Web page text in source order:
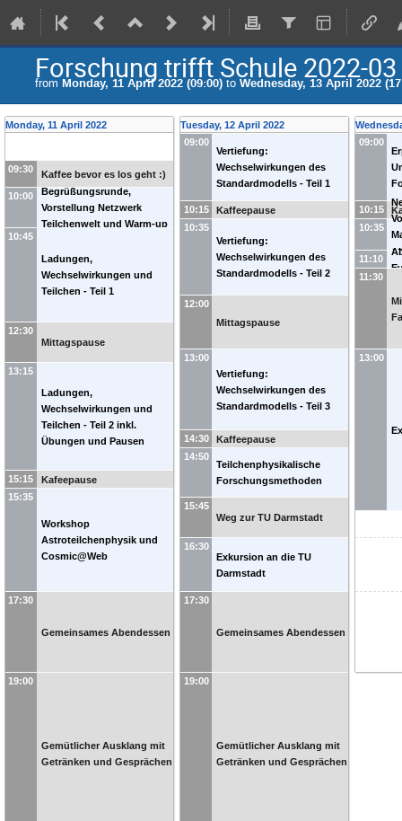
Forschung trifft Schule 2022-03
from Monday, 11 April 2022 (09:00) to Wednesday, 13 April 2022
Monday, 11 April 2022
09:30 Kaffee bevor es los geht :)
10:00
Begrüßungsrunde,
Vorstellung Netzwerk
Teilchenwelt und Warm-up
10:45
Ladungen,
Wechselwirkungen und
Teilchen - Teil 1
12:30
Mittagspause
13:15
Ladungen,
Wechselwirkungen und
Teilchen - Teil 2 inkl.
Übungen und Pausen
15:15
Kafeepause
15:35
Workshop
Astroteilchenphysik und
Cosmic@Web
17:30
Gemeinsames Abendessen
19:00
Gemütlicher Ausklang mit
Getränken und Gesprächen
Tuesday, 12 April 2022
09:00
Vertiefung:
Wechselwirkungen des
Standardmodells - Teil 1
10:15
Kaffeepause
10:35
Vertiefung:
Wechselwirkungen des
Standardmodells - Teil 2
12:00
Mittagspause
13:00
Vertiefung:
Wechselwirkungen des
Standardmodells - Teil 3
14:30
Kaffeepause
14:50
Teilchenphysikalische
Forschungsmethoden
15:45
Weg zur TU Darmstadt
16:30
Exkursion an die TU
Darmstadt
17:30
Gemeinsames Abendessen
19:00
Gemütlicher Ausklang mit
Getränken und Gesprächen
09:00
10:15
10:35
11:10
11:30
13:00